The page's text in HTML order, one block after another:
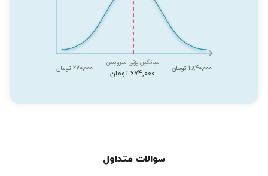
1,840,000 تومان
میانگین وزنی سرویس
674,000 تومان
270,000 تومان
سوالات متداول